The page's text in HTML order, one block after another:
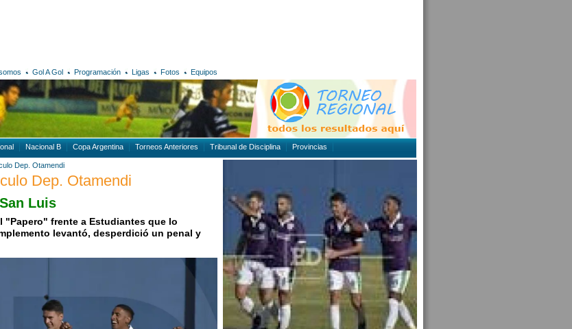
Gol A Gol Programación Ligas Fotos Equipos
Nacional B Copa Argentina Torneos Anteriores Tribunal de Disciplina Provincias
Dep. Otamendi
Dep. Otamendi
Luis
"Papero" frente a Estudiantes que lo
levantó, desperdició un penal y